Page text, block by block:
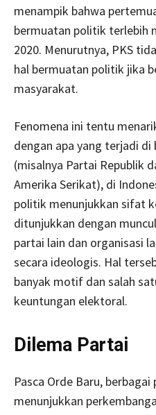
menampik bahwa
bermuatan politik terlebih
2020. Menurutnya, PKS
hal bermuatan politik jika
masyarakat.
Fenomena ini tentu
dengan apa yang terjadi di
(misalnya Partai Republik
Amerika Serikat), di
politik menunjukkan sifat
ditunjukkan dengan
partai lain dan organisasi
secara ideologis. Hal
banyak motif dan salah
keuntungan elektoral.
Dilema Partai
Pasca Orde Baru,
menunjukkan